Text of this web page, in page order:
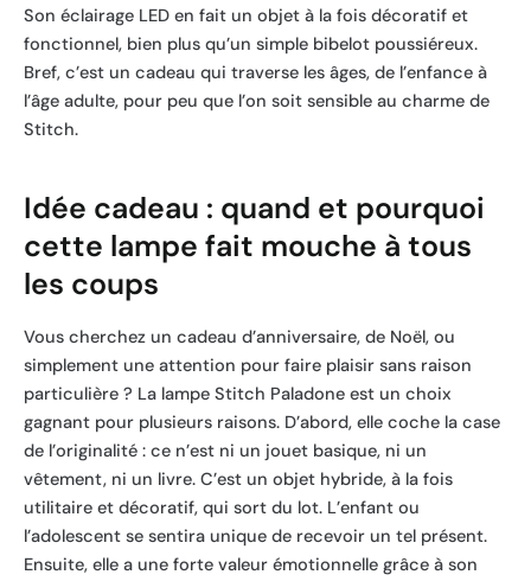
Son éclairage LED en fait un objet à la fois décoratif et
fonctionnel, bien plus qu’un simple bibelot poussiéreux.
Bref, c’est un cadeau qui traverse les âges, de l’enfance à
l’âge adulte, pour peu que l’on soit sensible au charme de
Stitch.
Idée cadeau : quand et pourquoi
cette lampe fait mouche à tous
les coups
Vous cherchez un cadeau d’anniversaire, de Noël, ou
simplement une attention pour faire plaisir sans raison
particulière ? La lampe Stitch Paladone est un choix
gagnant pour plusieurs raisons. D’abord, elle coche la case
de l’originalité : ce n’est ni un jouet basique, ni un
vêtement, ni un livre. C’est un objet hybride, à la fois
utilitaire et décoratif, qui sort du lot. L’enfant ou
l’adolescent se sentira unique de recevoir un tel présent.
Ensuite, elle a une forte valeur émotionnelle grâce à son